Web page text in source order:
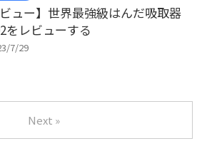
ビュー】世界最強級はんだ吸取器
をレビューする
7/29
Next »